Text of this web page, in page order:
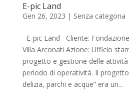
E-pic Land
Gen 26, 2023 | Senza categoria
E-pic Land Cliente:
Villa Arconati Azione: Ufficio
progetto e gestione delle
periodo di operatività. Il
delizia, parchi e acque” era un...